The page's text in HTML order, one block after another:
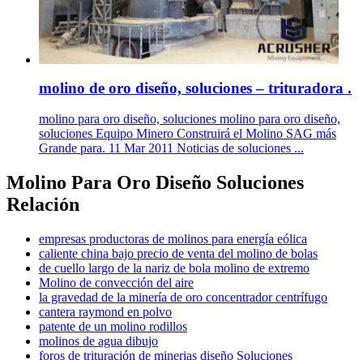
molino de oro diseño, soluciones – trituradora .
molino para oro diseño, soluciones molino para oro diseño,
soluciones Equipo Minero Construirá el Molino SAG más
Grande para. 11 Mar 2011 Noticias de soluciones ...
Molino Para Oro Diseño Soluciones
Relación
empresas productoras de molinos para energía eólica
caliente china bajo precio de venta del molino de bolas
de cuello largo de la nariz de bola molino de extremo
Molino de convección del aire
la gravedad de la minería de oro concentrador centrífugo
cantera raymond en polvo
patente de un molino rodillos
molinos de agua dibujo
foros de trituración de minerias diseño Soluciones